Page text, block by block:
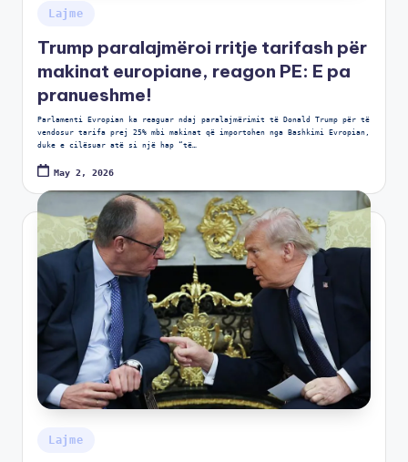
Lajme
Trump paralajmëroi rritje tarifash për
makinat europiane, reagon PE: E pa
pranueshme!
Parlamenti Evropian ka reaguar ndaj paralajmërimit të Donald Trump për të
vendosur tarifa prej 25% mbi makinat që importohen nga Bashkimi Evropian,
duke e cilësuar atë si një hap “të…
May 2, 2026
Lajme